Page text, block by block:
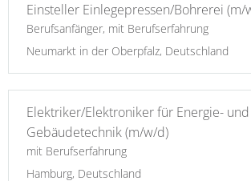
Einsteller Einlegepressen/Bohrerei (m/
Berufsanfänger, mit Berufserfahrung
Neumarkt in der Oberpfalz, Deutschland
Elektriker/Elektroniker für Energie- und
Gebäudetechnik (m/w/d)
mit Berufserfahrung
Hamburg, Deutschland